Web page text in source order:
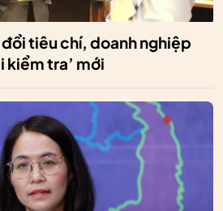
tiêu chí, doanh nghiệp
kiểm tra’ mới